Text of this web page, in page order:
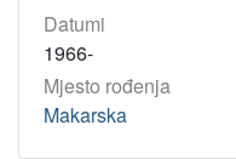
Datumi
1966-
Mjesto rođenja
Makarska